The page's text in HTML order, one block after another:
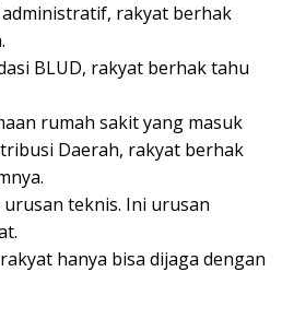
rakyat berhak
BLUD, rakyat berhak tahu
rumah sakit yang masuk
Daerah, rakyat berhak
teknis. Ini urusan
hanya bisa dijaga dengan